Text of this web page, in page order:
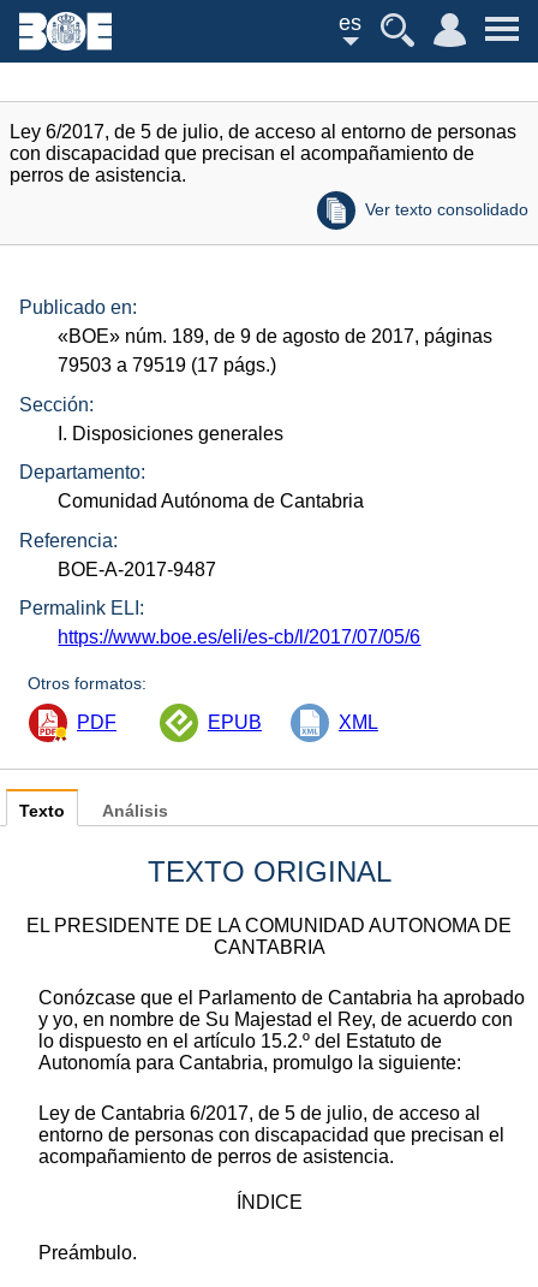
es
Ley 6/2017, de 5 de julio, de acceso al entorno de personas
con discapacidad que precisan el acompañamiento de
perros de asistencia.
Ver texto consolidado
Publicado en:
«BOE» núm. 189, de 9 de agosto de 2017, páginas
79503 a 79519 (17 págs.)
Sección:
I. Disposiciones generales
Departamento:
Comunidad Autónoma de Cantabria
Referencia:
BOE-A-2017-9487
Permalink ELI:
https://www.boe.es/eli/es-cb/l/2017/07/05/6
Otros formatos:
PDF EPUB XML
Texto
TEXTO ORIGINAL
EL PRESIDENTE DE LA COMUNIDAD AUTONOMA DE
CANTABRIA
Conózcase que el Parlamento de Cantabria ha aprobado
y yo, en nombre de Su Majestad el Rey, de acuerdo con
lo dispuesto en el artículo 15.2.º del Estatuto de
Autonomía para Cantabria, promulgo la siguiente:
Ley de Cantabria 6/2017, de 5 de julio, de acceso al
entorno de personas con discapacidad que precisan el
acompañamiento de perros de asistencia.
ÍNDICE
Preámbulo.
Análisis